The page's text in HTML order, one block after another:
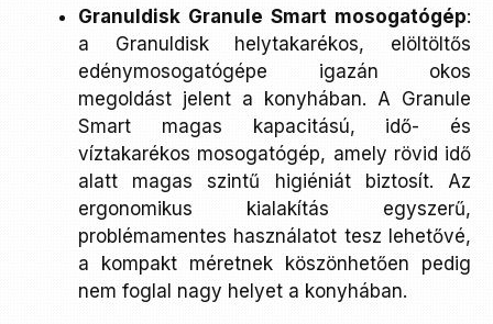
Granuldisk Granule Smart mosogatógép:
a Granuldisk helytakarékos, elöltöltős
edénymosogatógépe igazán okos
megoldást jelent a konyhában. A Granule
Smart magas kapacitású, idő- és
víztakarékos mosogatógép, amely rövid idő
alatt magas szintű higiéniát biztosít. Az
ergonomikus kialakítás egyszerű,
problémamentes használatot tesz lehetővé,
a kompakt méretnek köszönhetően pedig
nem foglal nagy helyet a konyhában.